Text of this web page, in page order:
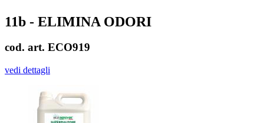
11b - ELIMINA ODORI
cod. art. ECO919
vedi dettagli